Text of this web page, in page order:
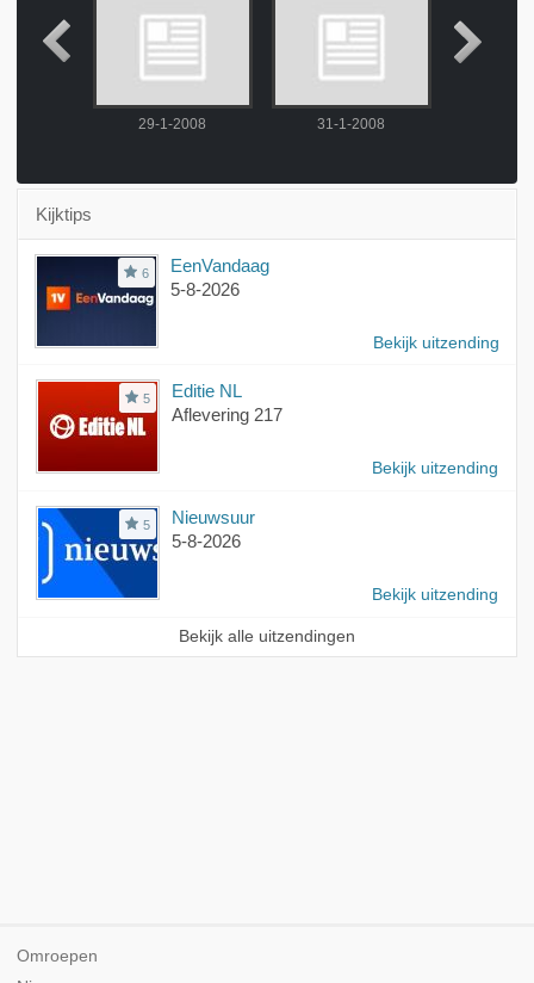
29-1-2008 31-1-2008
Kijktips
6
EenVandaag
5-8-2026
Bekijk uitzending
5
Editie NL
Aflevering 217
Bekijk uitzending
5
Nieuwsuur
5-8-2026
Bekijk uitzending
Bekijk alle uitzendingen
Omroepen